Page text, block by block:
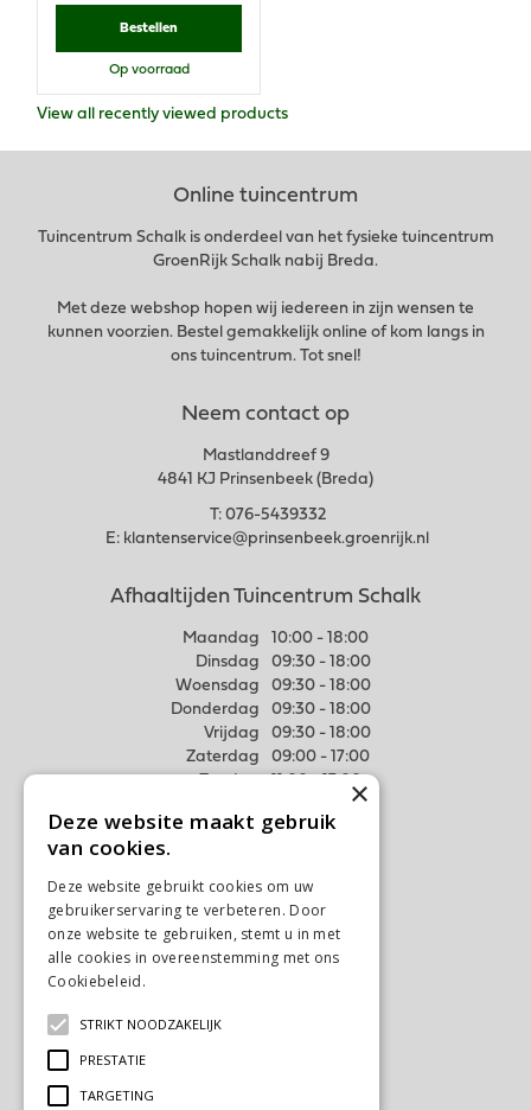
Bestellen
Op voorraad
View all recently viewed products
Online tuincentrum
Tuincentrum Schalk is onderdeel van het fysieke tuincentrum
GroenRijk Schalk nabij Breda.
Met deze webshop hopen wij iedereen in zijn wensen te
kunnen voorzien. Bestel gemakkelijk online of kom langs in
ons tuincentrum. Tot snel!
Neem contact op
Mastlanddreef 9
4841 KJ Prinsenbeek (Breda)
T: 076-5439332
E: klantenservice@prinsenbeek.groenrijk.nl
Afhaaltijden Tuincentrum Schalk
Maandag
10:00 - 18:00
Dinsdag
09:30 - 18:00
Woensdag
09:30 - 18:00
Donderdag
09:30 - 18:00
Vrijdag
09:30 - 18:00
Zaterdag
09:00 - 17:00
Meer weten
Algemene voorwaarden
Privacy Statement
Disclaimer
×
Deze website maakt gebruik
van cookies.
Deze website gebruikt cookies om uw
gebruikerservaring te verbeteren. Door
onze website te gebruiken, stemt u in met
alle cookies in overeenstemming met ons
Cookiebeleid.
STRIKT NOODZAKELIJK
PRESTATIE
TARGETING